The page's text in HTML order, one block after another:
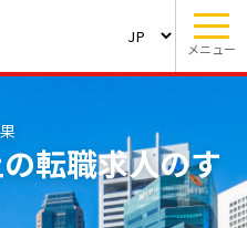
メニュー
転職求人のす